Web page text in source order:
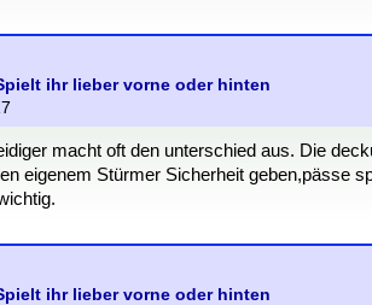
ihr lieber vorne oder hinten
macht oft den unterschied aus. Die
eigenem Stürmer Sicherheit geben,pässe
ihr lieber vorne oder hinten